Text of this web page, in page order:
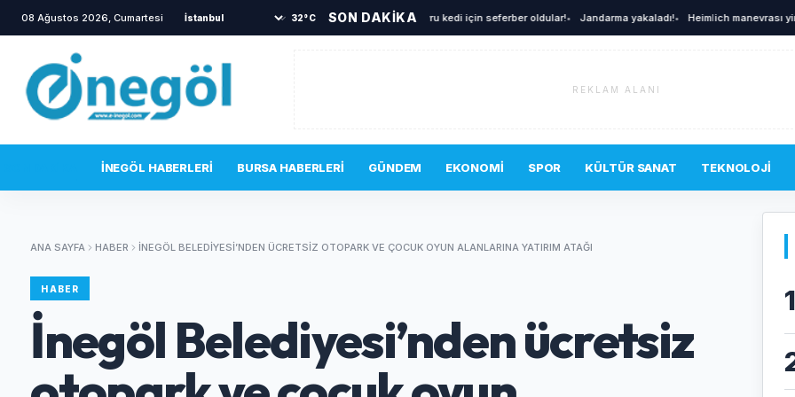
08 Ağustos 2026, Cumartesi 32°C SON DAKİKA
İnegöl’de alevler yükseldi!• Yavru kedi için seferber oldular!• Jandarma yakaladı!• Heimlich manevrası yine
REKLAM ALANI
İNEGÖL HABERLERI BURSA HABERLERI GÜNDEM EKONOMI SPOR KÜLTÜR SANAT TEKNOLOJI
ANA SAYFA HABER İNEGÖL BELEDIYESI’NDEN ÜCRETSIZ OTOPARK VE ÇOCUK OYUN ALANLARINA YATIRIM ATAĞI
HABER
İnegöl Belediyesi’nden ücretsiz
1